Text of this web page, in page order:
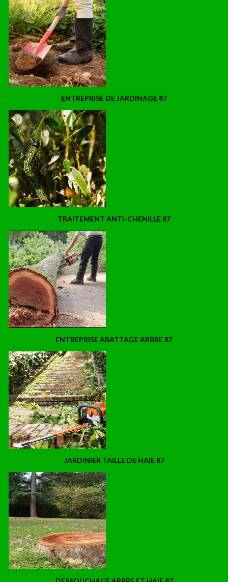
ENTREPRISE DE JARDINAGE 87
TRAITEMENT ANTI-CHENILLE 87
ENTREPRISE ABATTAGE ARBRE 87
JARDINIER TAILLE DE HAIE 87